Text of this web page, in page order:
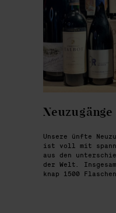
Unsere ünfte
ist voll mit
aus den
der Welt.
knap 1500